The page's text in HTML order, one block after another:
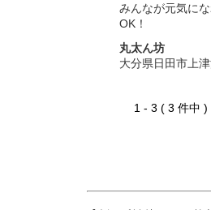
みんなが元気に
OK！
丸太ん坊
大分県日田市上
1 - 3 ( 3 件